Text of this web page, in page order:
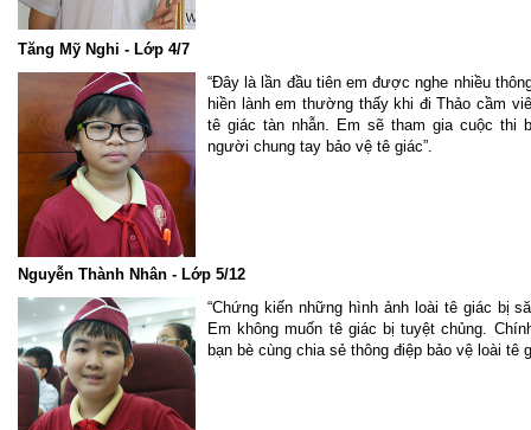
Tăng Mỹ Nghi - Lớp 4/7
“Đây là lần đầu tiên em được nghe nhiều
hiền lành em thường thấy khi đi Thảo cầm
tê giác tàn nhẫn. Em sẽ tham gia cuộc thi
người chung tay bảo vệ tê giác”.
Nguyễn Thành Nhân - Lớp 5/12
“Chứng kiến những hình ảnh loài tê giác bị
Em không muốn tê giác bị tuyệt chủng.
bạn bè cùng chia sẻ thông điệp bảo vệ loài tê